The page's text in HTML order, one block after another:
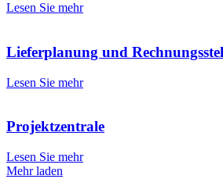
Lesen Sie mehr
Lieferplanung und
Lesen Sie mehr
Projektzentrale
Lesen Sie mehr
Mehr laden